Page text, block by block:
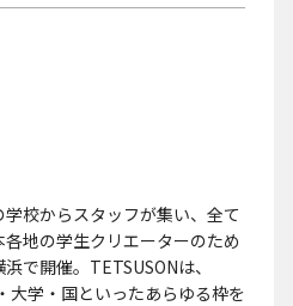
校からスタッフが集い、全て
地の学生クリエーターのため
で開催。TETSUSONは、
大学・国といったあらゆる枠を